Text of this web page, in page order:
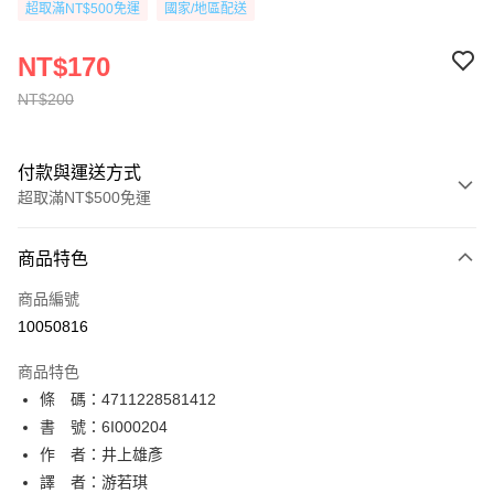
超取滿NT$500免運 國家/地區配送
NT$200
NT$170
付款與運送方式
超取滿NT$500免運
信用卡一次付款
超商取貨付款
相關說明
【關於「AFTEE先享後付」】
AFTEE先享後付是「在收到商品之後才付款」的支付方式。 讓您購物簡單
便利好安心！
１．簡單：不需註冊會員、不需綁卡、不需儲值。
２．便利：只要手機號碼，簡訊認證，即可結帳。
ATM付款
運送方式
商品特色
商品編號
10050816
商品特色
條 碼：4711228581412
書 號：6I000204
作 者：井上雄彥
譯 者：游若琪